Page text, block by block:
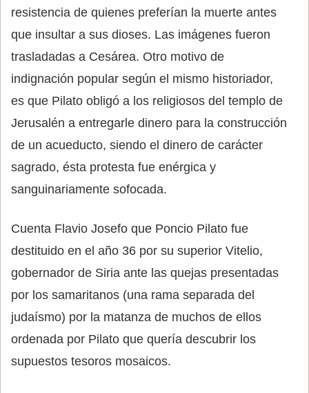
resistencia de quienes preferían la muerte antes
que insultar a sus dioses. Las imágenes fueron
trasladadas a Cesárea. Otro motivo de
indignación popular según el mismo historiador,
es que Pilato obligó a los religiosos del templo de
Jerusalén a entregarle dinero para la construcción
de un acueducto, siendo el dinero de carácter
sagrado, ésta protesta fue enérgica y
sanguinariamente sofocada.
Cuenta Flavio Josefo que Poncio Pilato fue
destituido en el año 36 por su superior Vitelio,
gobernador de Siria ante las quejas presentadas
por los samaritanos (una rama separada del
judaísmo) por la matanza de muchos de ellos
ordenada por Pilato que quería descubrir los
supuestos tesoros mosaicos.